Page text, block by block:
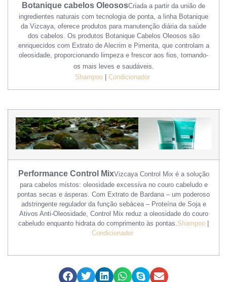
Botanique cabelos OleososCriada a partir da união de
ingredientes naturais com tecnologia de ponta, a linha Botanique
da Vizcaya, oferece produtos para manutenção diária da saúde
dos cabelos. Os produtos Botanique Cabelos Oleosos são
enriquecidos com Extrato de Alecrim e Pimenta, que controlam a
oleosidade, proporcionando limpeza e frescor aos fios, tornando-
os mais leves e saudáveis.
Shampoo
Condicionador
Performance Control MixVizcaya Control Mix é a solução
para cabelos mistos: oleosidade excessiva no couro cabeludo e
pontas secas e ásperas. Com Extrato de Bardana – um poderoso
adstringente regulador da função sebácea – Proteína de Soja e
Ativos Anti-Oleosidade, Control Mix reduz a oleosidade do couro
cabeludo enquanto hidrata do comprimento às pontas. Shampoo
Condicionador